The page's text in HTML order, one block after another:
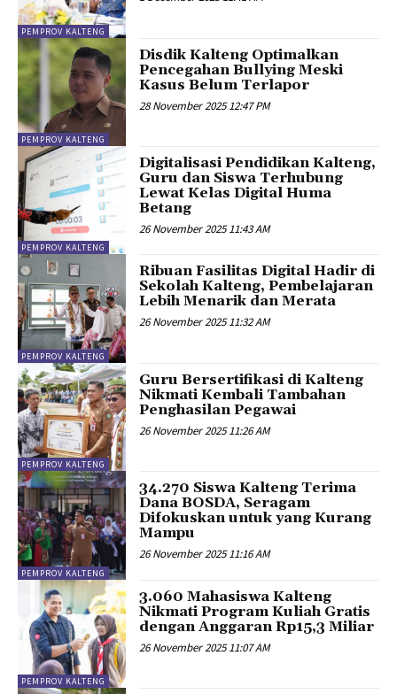
PEMPROV KALTENG
PEMPROV KALTENG
Disdik Kalteng Optimalkan
Pencegahan Bullying Meski
Kasus Belum Terlapor
28 November 2025 12:47 PM
PEMPROV KALTENG
Digitalisasi Pendidikan Kalteng,
Guru dan Siswa Terhubung
Lewat Kelas Digital Huma
Betang
26 November 2025 11:43 AM
PEMPROV KALTENG
Ribuan Fasilitas Digital Hadir di
Sekolah Kalteng, Pembelajaran
Lebih Menarik dan Merata
26 November 2025 11:32 AM
PEMPROV KALTENG
Guru Bersertifikasi di Kalteng
Nikmati Kembali Tambahan
Penghasilan Pegawai
26 November 2025 11:26 AM
PEMPROV KALTENG
34.270 Siswa Kalteng Terima
Dana BOSDA, Seragam
Difokuskan untuk yang Kurang
Mampu
26 November 2025 11:16 AM
PEMPROV KALTENG
3.060 Mahasiswa Kalteng
Nikmati Program Kuliah Gratis
dengan Anggaran Rp15,3 Miliar
26 November 2025 11:07 AM